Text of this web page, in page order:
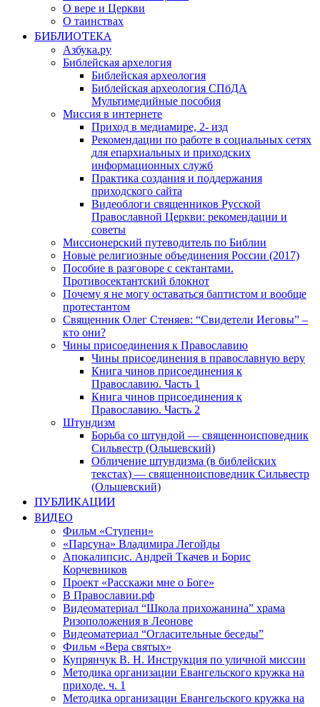
О вере и Церкви
О таинствах
БИБЛИОТЕКА
Азбука.ру
Библейская архелогия
Библейская археология
Библейская археология СПбДА
Мультимедийные пособия
Миссия в интернете
Приход в медиамире, 2- изд
Рекомендации по работе в социальных сетях
для епархиальных и приходских
информационных служб
Практика создания и поддержания
приходского сайта
Видеоблоги священников Русской
Православной Церкви: рекомендации и
советы
Миссионерский путеводитель по Библии
Новые религиозные объединения России (2017)
Пособие в разговоре с сектантами.
Противосектантский блокнот
Почему я не могу оставаться баптистом и вообще
протестантом
Священник Олег Стеняев: “Свидетели Иеговы” –
кто они?
Чины присоединения к Православию
Чины присоединения в православную веру
Книга чинов присоединения к
Православию. Часть 1
Книга чинов присоединения к
Православию. Часть 2
Штундизм
Борьба со штундой — священноисповедник
Сильвестр (Ольшевский)
Обличение штундизма (в библейских
текстах) — священноисповедник Сильвестр
(Ольшевский)
ПУБЛИКАЦИИ
ВИДЕО
Фильм «Ступени»
«Парсуна» Владимира Легойды
Апокалипсис. Андрей Ткачев и Борис
Корчевников
Проект «Расскажи мне о Боге»
В Православии.рф
Видеоматериал “Школа прихожанина” храма
Ризоположения в Леонове
Видеоматериал “Огласительные беседы”
Фильм «Вера святых»
Купрянчук В. Н. Инструкция по уличной миссии
Методика организации Евангельского кружка на
приходе. ч. 1
Методика организации Евангельского кружка на